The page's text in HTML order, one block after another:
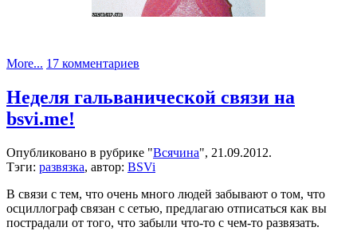
More... 17 комментариев
Нам
3
Неделя гальванической связи на
bsvi.me!
Опубликовано в рубрике "Всячина", 21.09.2012.
Тэги: развязка, автор: BSVi
В связи с тем, что очень много людей забывают о том, что
осциллограф связан с сетью, предлагаю отписаться как вы
пострадали от того, что забыли что-то с чем-то развязать.